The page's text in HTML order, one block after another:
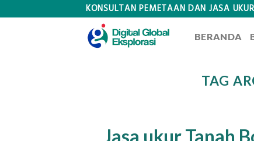
KONSULTAN PEMETAAN DAN JASA
BERANDA
TAG
Jasa ukur Tanah